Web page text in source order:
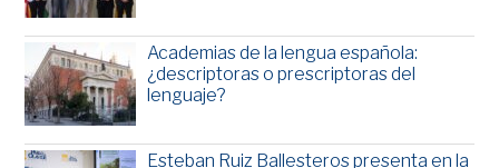
Academias de la lengua española:
¿descriptoras o prescriptoras del
lenguaje?
Esteban Ruiz Ballesteros presenta en la